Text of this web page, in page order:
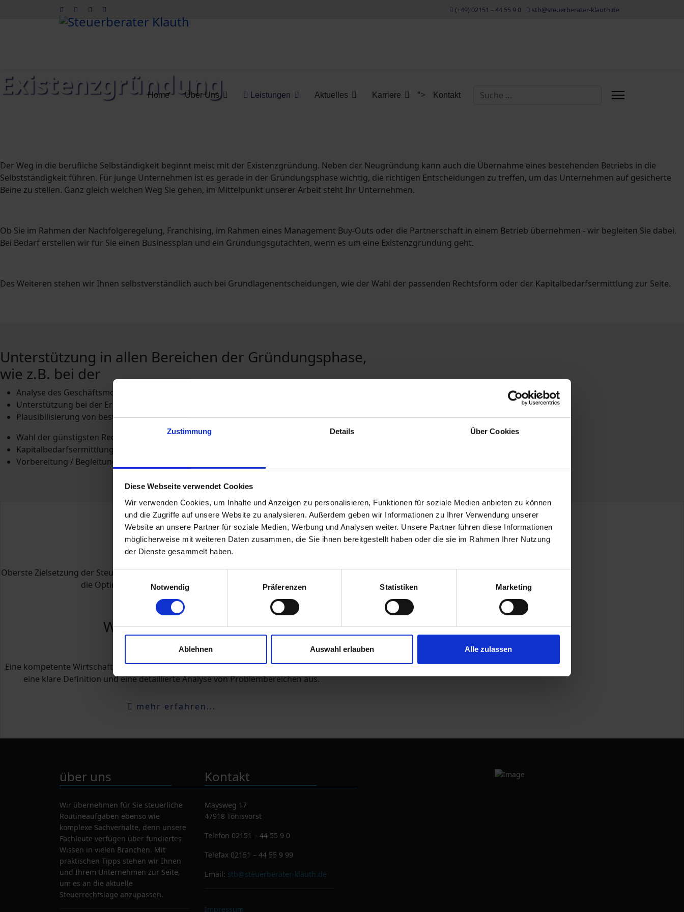
Zustimmung Details Über Cookies
Diese Webseite verwendet Cookies
Wir verwenden Cookies, um Inhalte und Anzeigen zu personalisieren, Funktionen für soziale Medien anbieten zu können
und die Zugriffe auf unsere Website zu analysieren. Außerdem geben wir Informationen zu Ihrer Verwendung unserer
Website an unsere Partner für soziale Medien, Werbung und Analysen weiter. Unsere Partner führen diese Informationen
möglicherweise mit weiteren Daten zusammen, die Sie ihnen bereitgestellt haben oder die sie im Rahmen Ihrer Nutzung
der Dienste gesammelt haben.
Einwilligungsauswahl
Notwendig
Präferenzen Statistiken Marketing
Ablehnen Auswahl erlauben Alle zulassen
(+49) 02151 – 44 55 9 0 stb@steuerberater-klauth.de
Home Über Uns Leistungen Aktuelles Karriere "> Kontakt Suchen
Existenzgründung
Der Weg in die berufliche Selbständigkeit beginnt meist mit der Existenzgründung. Neben der Neugründung kann auch die Übernahme eines bestehenden Betriebs in die
Selbstständigkeit führen. Für junge Unternehmen ist es gerade in der Gründungsphase wichtig, die richtigen Entscheidungen zu treffen, um das Unternehmen auf gesicherte
Beine zu stellen. Ganz gleich welchen Weg Sie gehen, im Mittelpunkt unserer Arbeit steht Ihr Unternehmen.
Ob Sie im Rahmen der Nachfolgeregelung, Franchising, im Rahmen eines Management Buy-Outs oder die Partnerschaft in einem Betrieb übernehmen - wir begleiten Sie dabei.
Bei Bedarf erstellen wir für Sie einen Businessplan und ein Gründungsgutachten, wenn es um eine Existenzgründung geht.
Des Weiteren stehen wir Ihnen selbstverständlich auch bei Grundlagenentscheidungen, wie der Wahl der passenden Rechtsform oder der Kapitalbedarfsermittlung zur Seite.
Unterstützung in allen Bereichen der Gründungsphase,
wie z.B. bei der
Analyse des Geschäftsmodells
Unterstützung bei der Erstellung eines Businessplans
Plausibilisierung von bestehenden Planungsrechnungen
Wahl der günstigsten Rechtsform
Kapitalbedarfsermittlung sowie der Auswahl möglicher Finanzierungsformen
Vorbereitung / Begleitung bei Verhandlungen mit Kreditinstituten
Steuerberatung
Oberste Zielsetzung der Steuer­bera­tung ist Steuer­gestal­tung und Steuer­planung, sowie
die Optimie­r­ung Ihrer persön­lichen Steuer­last.
mehr erfahren...
Wirtschaftsberatung
Eine kompetente Wirtschaftsberatung zeichnet sich durch eine schnelle Identifikation,
eine klare Definition und eine detaillierte Analyse von Problembereichen aus.
mehr erfahren...
über uns
Wir übernehmen für Sie steuerliche
Routineaufgaben ebenso wie
komplexe Sachverhalte, denn unsere
Fachleute verfügen über fundiertes
Wissen in vielen Branchen. Mit
praktischen Tipps stehen wir Ihnen
und Ihrem Unternehmen zur Seite,
um es an die aktuelle
Steuerrechtslage anzupassen.
Kontakt
Maysweg 17
47918 Tönisvorst
Telefon 02151 – 44 55 9 0
Telefax 02151 – 44 55 9 99
Email: stb@steuerberater-klauth.de
Impressum